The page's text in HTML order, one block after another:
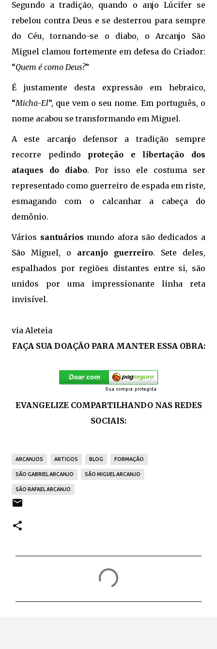
Segundo a tradição, quando o anjo Lúcifer se
rebelou contra Deus e se desterrou para sempre
do Céu, tornando-se o diabo, o Arcanjo São
Miguel clamou fortemente em defesa do Criador:
“Quem é como Deus?”
É justamente desta expressão em hebraico,
“Micha-El”, que vem o seu nome. Em português, o
nome acabou se transformando em Miguel.
A este arcanjo defensor a tradição sempre
recorre pedindo proteção e libertação dos
ataques do diabo. Por isso ele costuma ser
representado como guerreiro de espada em riste,
esmagando com o calcanhar a cabeça do
demônio.
Vários santuários mundo afora são dedicados a
São Miguel, o arcanjo guerreiro. Sete deles,
espalhados por regiões distantes entre si, são
unidos por uma impressionante linha reta
invisível.
via Aleteia
FAÇA SUA DOAÇÃO PARA MANTER ESSA OBRA:
EVANGELIZE COMPARTILHANDO NAS REDES
SOCIAIS:
ARCANJOS ARTIGOS BLOG FORMAÇÃO
SÃO GABRIEL ARCANJO SÃO MIGUEL ARCANJO
SÃO RAFAEL ARCANJO